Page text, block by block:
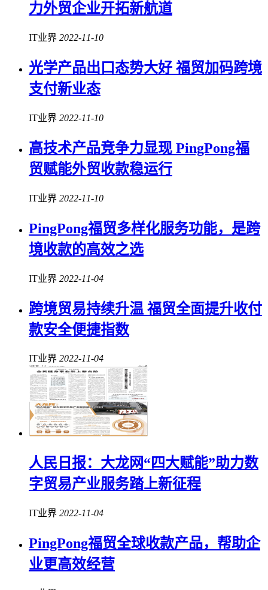
力外贸企业开拓新航道
IT业界 2022-11-10
光学产品出口态势大好 福贸加码跨境
支付新业态
IT业界 2022-11-10
高技术产品竞争力显现 PingPong福
贸赋能外贸收款稳运行
IT业界 2022-11-10
PingPong福贸多样化服务功能，是跨
境收款的高效之选
IT业界 2022-11-04
跨境贸易持续升温 福贸全面提升收付
款安全便捷指数
IT业界 2022-11-04
人民日报：大龙网“四大赋能”助力数
字贸易产业服务踏上新征程
IT业界 2022-11-04
PingPong福贸全球收款产品，帮助企
业更高效经营